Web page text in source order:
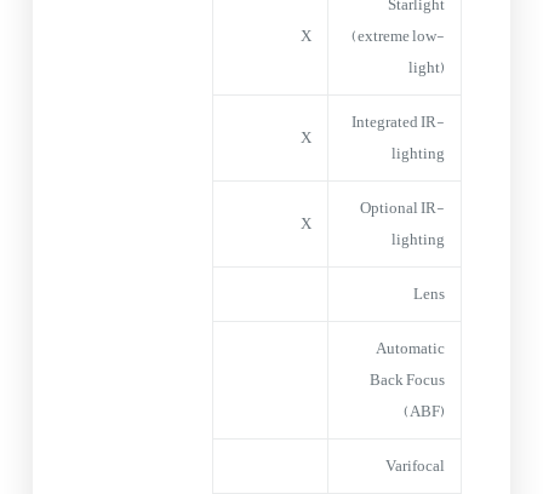
(extreme low-
light)
X
Integrated IR-
lighting
X
Optional IR-
lighting
X
Lens
Automatic
Back Focus
(ABF)
Varifocal